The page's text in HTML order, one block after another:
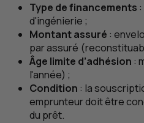
Type de financements
d'ingénierie ;
Montant assuré :
par assuré
Âge limite d’adhésion :
l'année) ;
Condition : la
emprunteur doit être
du prêt.